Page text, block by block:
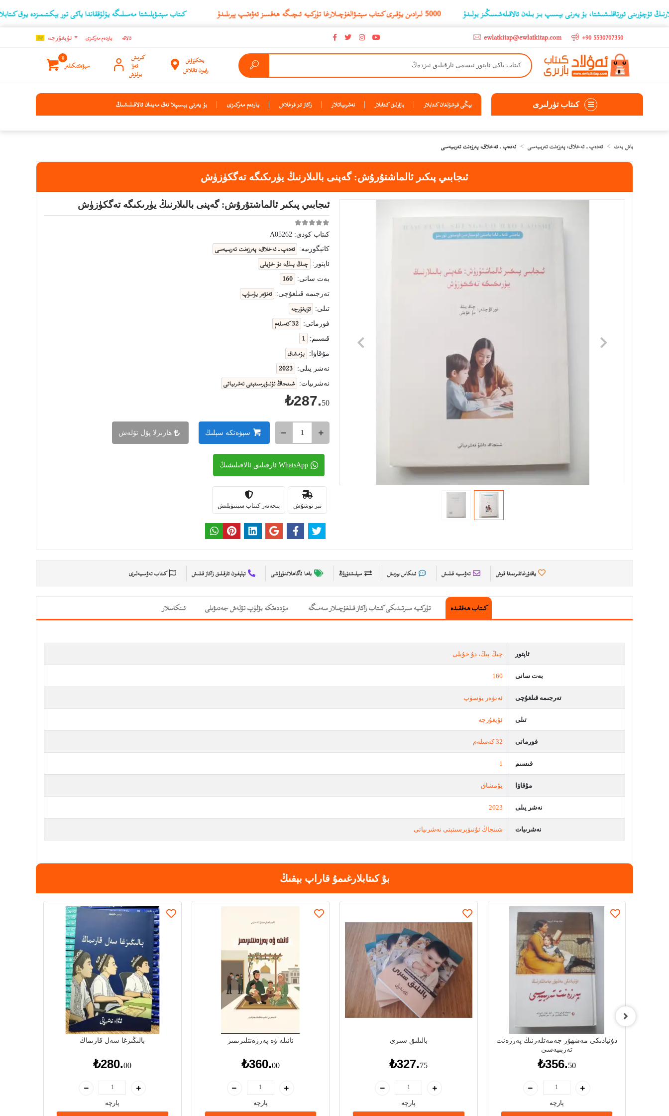
كىتاب سېتىۋېلىشتا مەسىلىگە يۇلۇققاندا ياكى تور بېكىتىمىزدە يوق كىتابلارنىڭ ‫5000 لىرادىن يۇقىرى كىتاب سېتىۋالغۇچىلارغا تۈركىيە ئىچىگە ھەقسىز ئەۋەتىپ ېېرىلىدۇ ئورتاقلىشىشتا، بۇ يەرنى بېسىپ بىز بىلەن ئالاقىلەشسىڭىز بولىدۇ
+90 5530707350
ewlatkitap@ewlatkitap.com ئۇيغۇرچه ياردەم مەركىزى ئالاقە
يەتكۈزۈش
رايون تاللاش
كىرىش
ئەزا
بولۇش
0
سېۋەتتىكىلەر
كىتاب تۈرلىرى يېڭى قوشۇلغان كىتابلار بازارلىق كىتابلار نەشرىياتلار زاكاز ئىز قوغلاش ياردەم مەركىزى بۇ يەرنى بېسىپلا نەق مەيدان ئالاقىلىشىڭ
باش بەت ئەدەپ ـ ئەخلاق، پەرزەنت تەربىيەسى ئەدەپ ـ ئەخلاق، پەرزەنت تەربىيەسى
ئىجابىي پىكىر ئالماشتۇرۇش: گەپنى بالىلارنىڭ يۈرىكىگە تەگكۈزۈش
ئىجابىي پىكىر ئالماشتۇرۇش: گەپنى بالىلارنىڭ يۈرىكىگە تەگكۈزۈش
كىتاب كودى: A05262
كاتېگورىيە:
ئەدەپ ـ ئەخلاق، پەرزەنت تەربىيەسى
ئاپتور: چىڭ پىڭ، دۇ خۇيلى
بەت سانى: 160
تەرجىمە قىلغۇچى: ئەنۋەر يۈسۈپ
تىلى: ئۇيغۇرچە
فورماتى: 32 كەسلەم
قىسىم: 1
مۇقاۋا: يۇمشاق
نەشر يىلى: 2023
نەشرىيات: شىنجاڭ ئۇنىۋېرسىتېتى نەشرىياتى
₺287.50
سېۋەتكە سېلىڭ ھازىرلا پۇل تۆلەش
WhatsApp ئارقىلىق ئالاقىلىشىڭ
تېز توشۇش بىخەتەر كىتاب سېتىۋېلىش
ياقتۇرغانلىرىمغا قوش تەۋسىيە قىلىش ئىنكاس يېزىش سېلىشتۇرۇڭ باھا ئاگاھلاندۇرۇشى تېلېفون ئارقىلىق زاكاز قىلىش كىتاب تەۋسىيەلىرى
كىتاب ھەققىدە تۈركىيە سىرتىدىكى كىتاب زاكاز قىلغۇچىلار سەمىگە مۇددەتكە بۆلۈپ تۆلەش جەدىۋىلى ئىنكاسلار
ئاپتور چىڭ پىڭ، دۇ خۇيلى
بەت سانى 160
تەرجىمە قىلغۇچى ئەنۋەر يۈسۈپ
تىلى ئۇيغۇرچە
فورماتى 32 كەسلەم
قىسىم 1
مۇقاۋا يۇمشاق
نەشر يىلى 2023
نەشرىيات شىنجاڭ ئۇنىۋېرسىتېتى نەشرىياتى
بۇ كىتابلارغىمۇ قاراپ بېقىڭ
بالىڭىزغا سەل قارىماڭ
₺280.00
پارچە
ئائىلە ۋە پەرزەنتلىرىمىز
₺360.00
پارچە
بالىلىق سىرى
₺327.75
پارچە
دۇنيادىكى مەشھۇر جەمەتلەرنىڭ پەرزەنت
تەربىيەسى
₺356.50
پارچە